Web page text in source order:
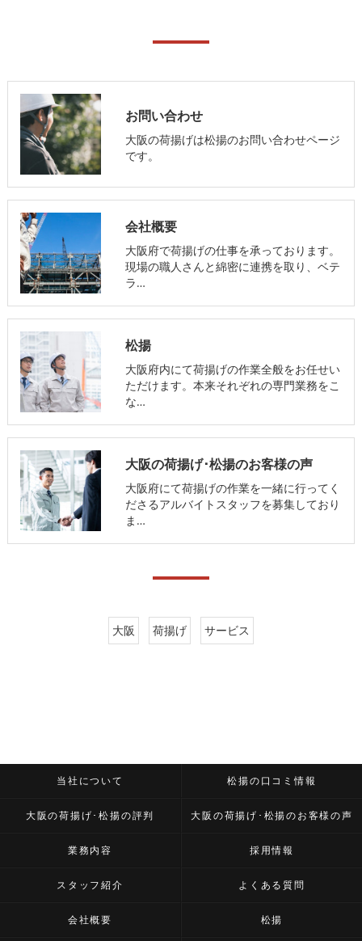
お問い合わせ
大阪の荷揚げは松揚のお問い合わせページ
です。
会社概要
大阪府で荷揚げの仕事を承っております。
現場の職人さんと綿密に連携を取り、ベテ
ラ…
松揚
大阪府内にて荷揚げの作業全般をお任せい
ただけます。本来それぞれの専門業務をこ
な…
大阪の荷揚げ･松揚のお客様の声
大阪府にて荷揚げの作業を一緒に行ってく
ださるアルバイトスタッフを募集しており
ま…
大阪 荷揚げ サービス
当社について 松揚の口コミ情報
大阪の荷揚げ･松揚の評判 大阪の荷揚げ･松揚のお客様の声
業務内容 採用情報
スタッフ紹介 よくある質問
会社概要 松揚